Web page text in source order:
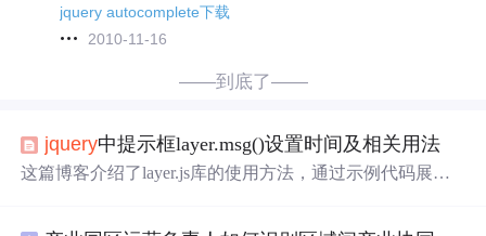
jquery autocomplete下载
2010-11-16
——到底了——
jquery中提示框layer.msg()设置时间及相关用法
这篇博客介绍了layer.js库的使用方法，通过示例代码展示